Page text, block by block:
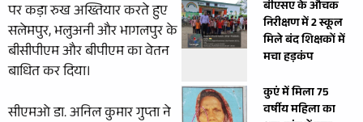
पर कड़ा रुख अख्तियार करते हुए
सलेमपुर, भलुअनी और भागलपुर के
बीसीपीएम और बीपीएम का वेतन
बाधित कर दिया।
सीएमओ डा. अनिल कुमार गुप्ता ने
बीएसए के औचक
निरीक्षण में 2 स्कूल
मिले बंद शिक्षकों में
मचा हड़कंप
कुएं में मिला 75
वर्षीय महिला का